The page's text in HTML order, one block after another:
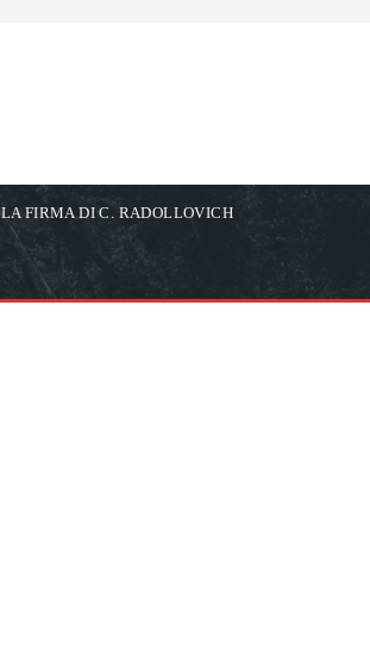
LA FIRMA DI C. RADOLLOVICH